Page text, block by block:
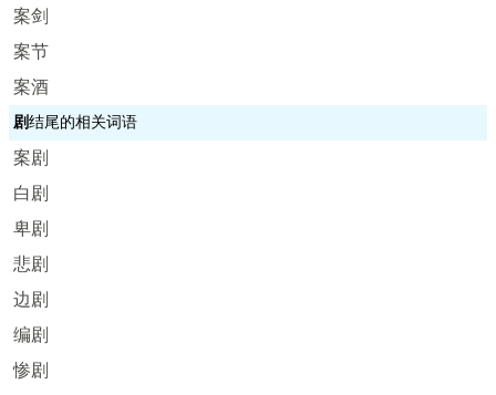
案剑
案节
案酒
剧结尾的相关词语
案剧
白剧
卑剧
悲剧
边剧
编剧
惨剧